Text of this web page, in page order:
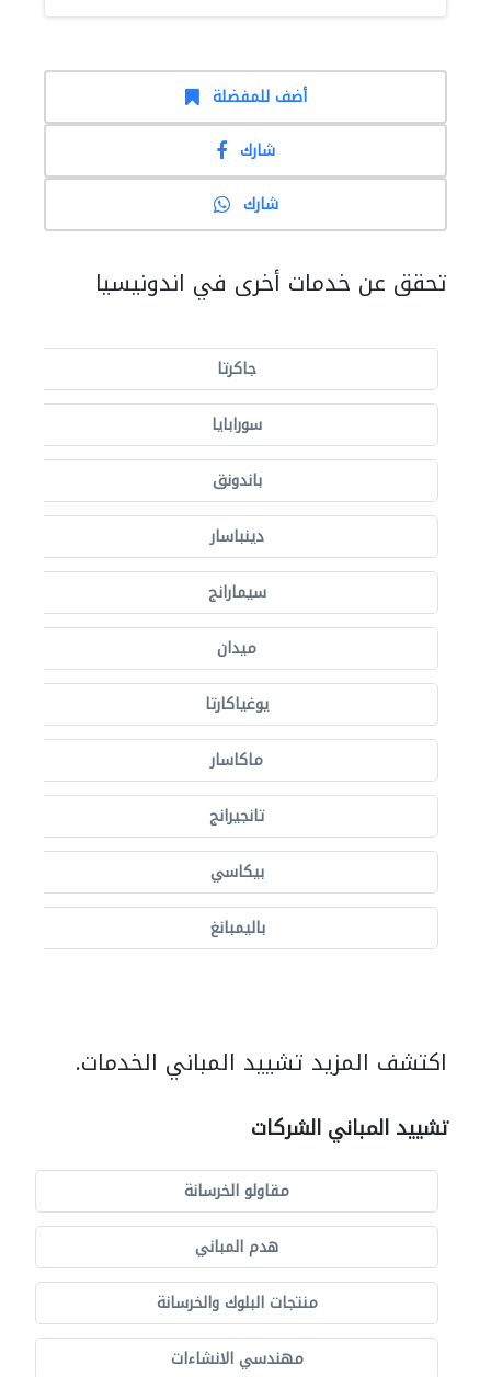
أضف للمفضلة
شارك
شارك
تحقق عن خدمات أخرى في اندونيسيا
جاكرتا
سورابايا
باندونق
دينباسار
سيمارانج
ميدان
يوغياكارتا
ماكاسار
تانجيرانج
بيكاسي
باليمبانغ
اكتشف المزيد تشييد المباني الخدمات.
تشييد المباني الشركات
مقاولو الخرسانة
هدم المباني
منتجات البلوك والخرسانة
مهندسي الانشاءات